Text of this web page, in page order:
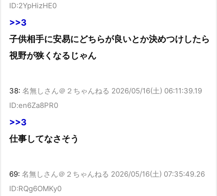
ID:2YpHizHE0
>>3
子供相手に安易にどちらが良いとか決めつけしたら
視野が狭くなるじゃん
38: 名無しさん＠２ちゃんねる 2026/05/16(土) 06:11:39.19
ID:en6Za8PR0
>>3
仕事してなさそう
69: 名無しさん＠２ちゃんねる 2026/05/16(土) 07:35:49.26
ID:RQg6OMKy0